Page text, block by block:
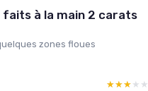
faits à la main 2 carats
zones floues
★★★★★
★★★★★